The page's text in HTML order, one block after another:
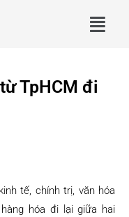
TpHCM đi
tế, chính trị, văn hóa
hóa đi lại giữa hai